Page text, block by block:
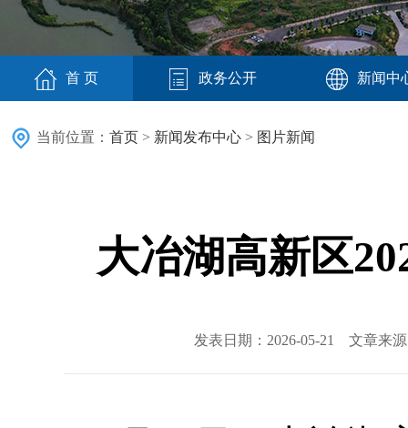
首 页 政务公开 新闻中
当前位置： 首页 > 新闻发布中心 > 图片新闻
大冶湖高新区
发表日期：2026-05-21 文章来